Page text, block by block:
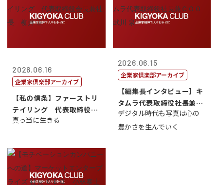
2026.06.16
企業家倶楽部アーカイブ
【私の信条】ファーストリ
テイリング 代表取締役会
長兼社長 柳...
真っ当に生きる
2026.06.15
企業家倶楽部アーカイブ
【編集長インタビュー】キ
タムラ代表取締役社長兼Ｃ
ＯＯ 武川 ...
デジタル時代も写真は心の
豊かさを生んでいく